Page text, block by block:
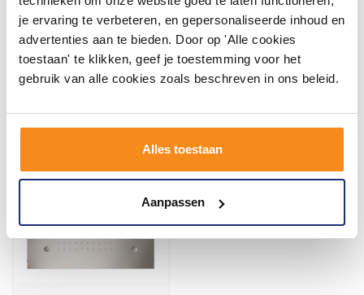
je ervaring te verbeteren, en gepersonaliseerde inhoud en
advertenties aan te bieden. Door op 'Alle cookies
toestaan' te klikken, geef je toestemming voor het
gebruik van alle cookies zoals beschreven in ons beleid.
Alles toestaan
Aanpassen
geleverd
2.091,00
1.728,00
geleverd
116,00